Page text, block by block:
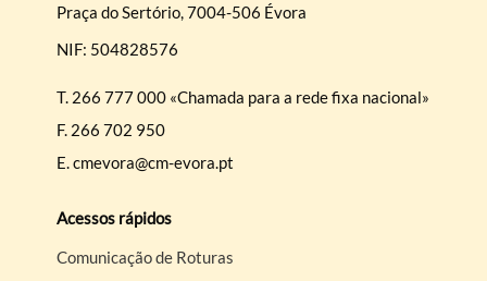
Praça do Sertório, 7004-506 Évora
NIF: 504828576
T. 266 777 000 «Chamada para a rede fixa nacional»
F. 266 702 950
E.cmevora@cm-evora.pt
Acessos rápidos
Comunicação de Roturas